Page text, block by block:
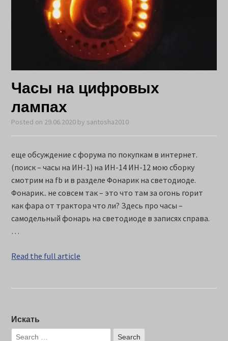
Часы на цифровых
лампах
Posted on 29.06.2020 by santosha2010
еще обсуждение с форума по покупкам в интернет.
(поиск – часы на ИН-1) на ИН-14 ИН-12 мою сборку
смотрим на fb и в разделе Фонарик на светодиоде.
Фонарик.. не совсем так – это что там за огонь горит
как фара от трактора что ли? Здесь про часы –
самодельный фонарь на светодиоде в записях справа.
…
Read the full article
Искать